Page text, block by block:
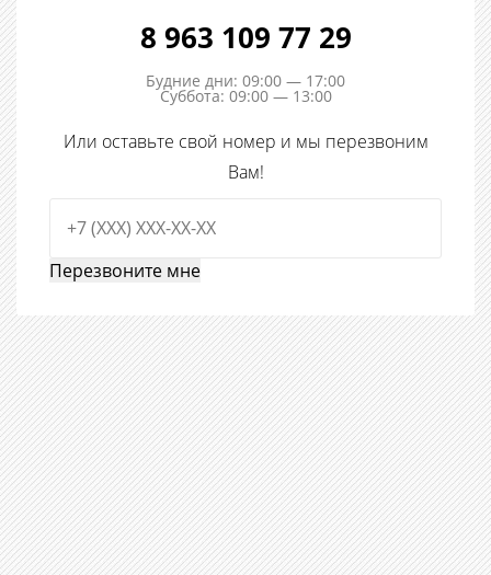
8 963 109 77 29
Будние дни: 09:00 — 17:00
Суббота: 09:00 — 13:00
Или оставьте свой номер и мы перезвоним
Вам!